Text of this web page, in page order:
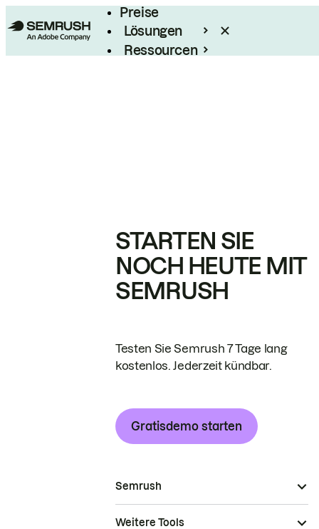
Preise
Lösungen
Ressourcen
STARTEN SIE
NOCH HEUTE MIT
SEMRUSH
Testen Sie Semrush 7 Tage lang
kostenlos. Jederzeit kündbar.
Gratisdemo starten
Semrush
Weitere Tools